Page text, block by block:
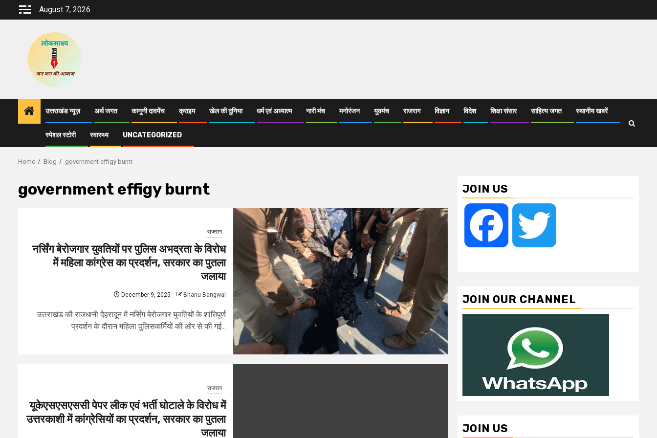
August 7, 2026
उत्तराखंड न्यूज़ अर्थ जगत कानूनी दावपेंच क्राइम खेल की दुनिया धर्म एवं अध्यात्म नारी मंच मनोरंजन युवमंच राजराग विज्ञान विदेश शिक्षा संसार साहित्य जगत स्थानीय खबरें
स्पेशल स्टोरी स्वास्थ्य UNCATEGORIZED
Home Blog government effigy burnt
government effigy burnt
राजराग
नर्सिंग बेरोजगार युवतियों पर पुलिस अभद्रता के विरोध
में महिला कांग्रेस का प्रदर्शन, सरकार का पुतला
जलाया
December 9, 2025 Bhanu Bangwal
उत्तराखंड की राजधानी देहरादून में नर्सिंग बेरोजगार युवतियों के शांतिपूर्ण
प्रदर्शन के दौरान महिला पुलिसकर्मियों की ओर से की गई...
राजराग
यूकेएसएसएससी पेपर लीक एवं भर्ती घोटाले के विरोध में
उत्तरकाशी में कांग्रेसियों का प्रदर्शन, सरकार का पुतला
जलाया
JOIN US
Facebook
JOIN OUR CHANNEL
JOIN US